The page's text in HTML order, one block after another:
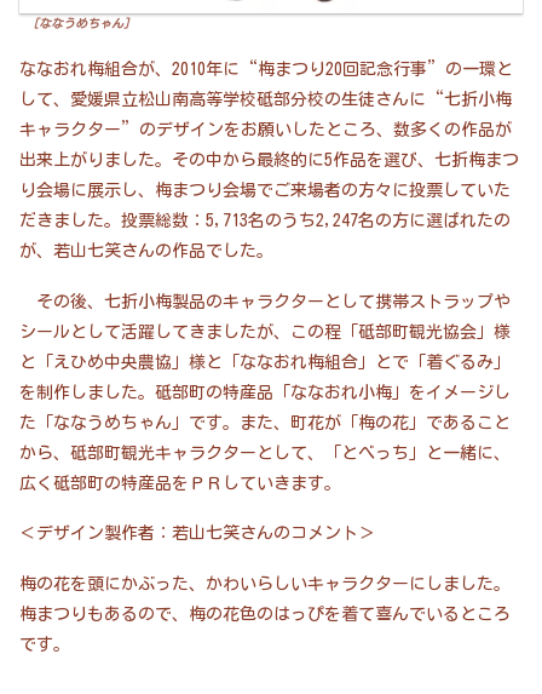
［ななうめちゃん］
ななおれ梅組合が、2010年に“梅まつり20回記念行事”の一環と
して、愛媛県立松山南高等学校砥部分校の生徒さんに“七折小梅
キャラクター”のデザインをお願いしたところ、数多くの作品が
出来上がりました。その中から最終的に5作品を選び、七折梅まつ
り会場に展示し、梅まつり会場でご来場者の方々に投票していた
だきました。投票総数：5,713名のうち2,247名の方に選ばれたの
が、若山七笑さんの作品でした。
その後、七折小梅製品のキャラクターとして携帯ストラップや
シールとして活躍してきましたが、この程「砥部町観光協会」様
と「えひめ中央農協」様と「ななおれ梅組合」とで「着ぐるみ」
を制作しました。砥部町の特産品「ななおれ小梅」をイメージし
た「ななうめちゃん」です。また、町花が「梅の花」であること
から、砥部町観光キャラクターとして、「とべっち」と一緒に、
広く砥部町の特産品をＰＲしていきます。
＜デザイン製作者：若山七笑さんのコメント＞
梅の花を頭にかぶった、かわいらしいキャラクターにしました。
梅まつりもあるので、梅の花色のはっぴを着て喜んでいるところ
です。